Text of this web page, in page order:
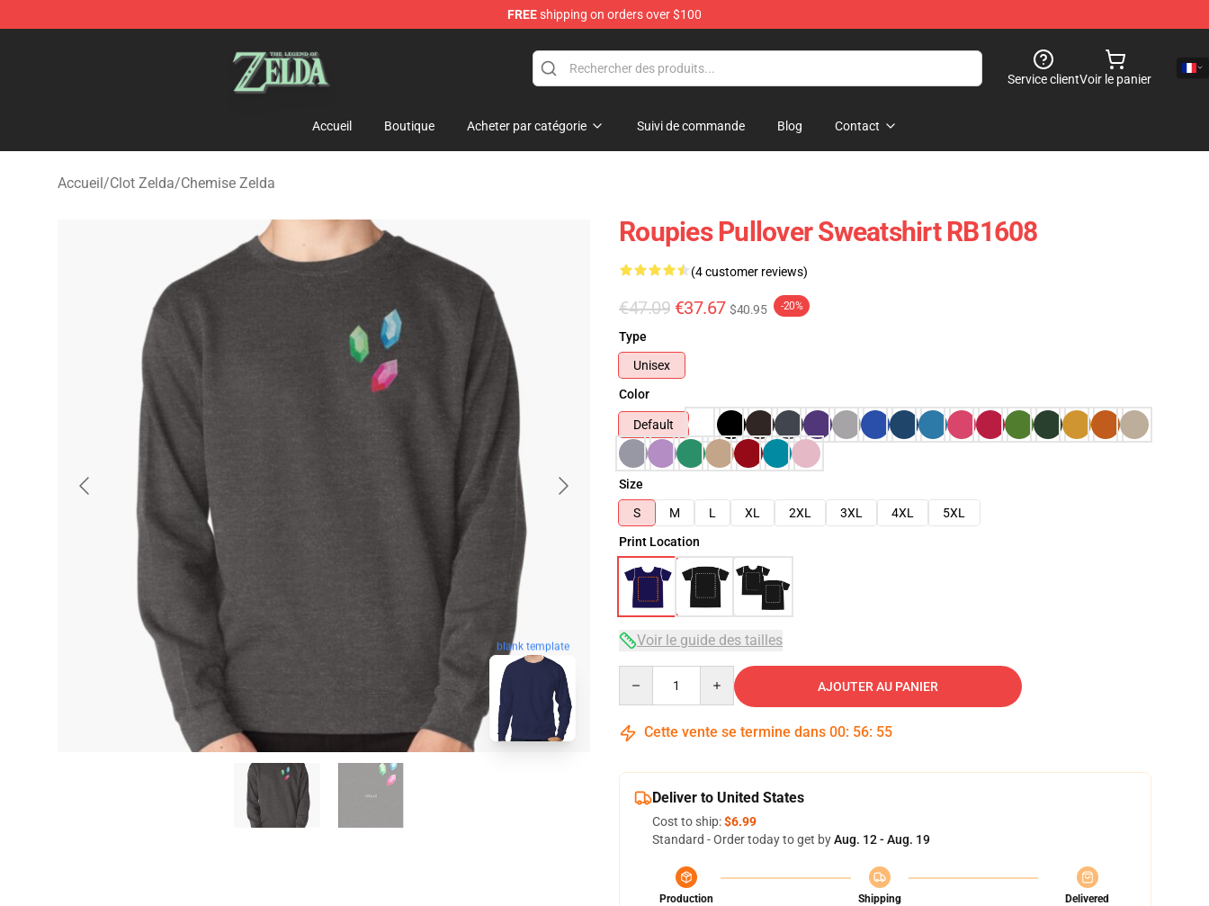
FREEshipping on orders over $100
Service clientVoir le panier
Accueil Boutique Acheter par catégorie Suivi de commande Blog Contact
Accueil/Clot Zelda/Chemise Zelda
blank template
Roupies Pullover Sweatshirt RB1608
(4 customer reviews)
€47.09 €37.67 $40.95 -20%
Type
Unisex
Color
Default
Size
S
M L XL 2XL 3XL 4XL
5XL
Print Location
Voir le guide des tailles
AJOUTER AU PANIER
Cette vente se termine dans 00: 56: 54
Deliver to United States
Cost to ship:$6.99
Standard - Order today to get byAug. 12 - Aug. 19
Production
Shipping
Delivered